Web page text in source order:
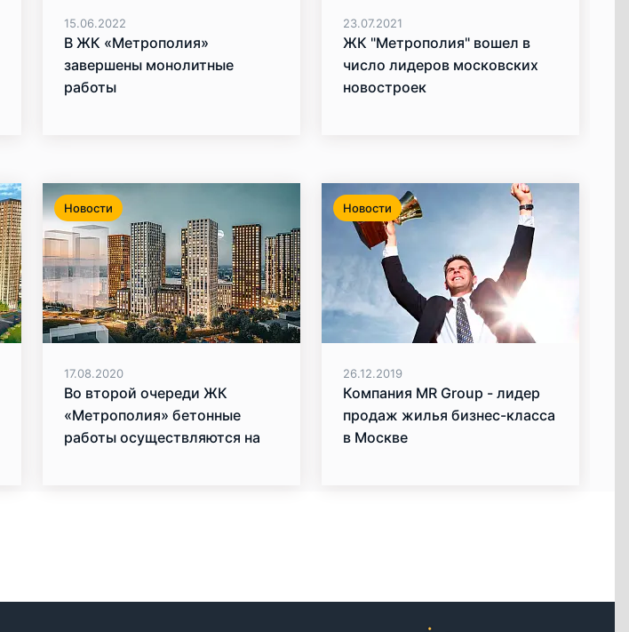
15.06.2022
В ЖК «Метрополия»
завершены монолитные
работы
23.07.2021
ЖК "Метрополия" вошел в
число лидеров московских
новостроек
Новости
17.08.2020
Во второй очереди ЖК
«Метрополия» бетонные
работы осуществляются на
Новости
26.12.2019
Компания MR Group - лидер
продаж жилья бизнес-класса
в Москве